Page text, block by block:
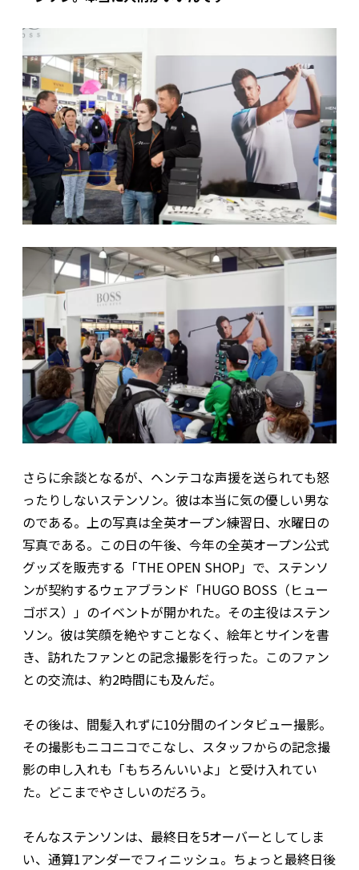
さらに余談となるが、ヘンテコな声援を送られても怒
ったりしないステンソン。彼は本当に気の優しい男な
のである。上の写真は全英オープン練習日、水曜日の
写真である。この日の午後、今年の全英オープン公式
グッズを販売する「THE OPEN SHOP」で、ステンソ
ンが契約するウェアブランド「HUGO BOSS（ヒュー
ゴボス）」のイベントが開かれた。その主役はステン
ソン。彼は笑顔を絶やすことなく、絵年とサインを書
き、訪れたファンとの記念撮影を行った。このファン
との交流は、約2時間にも及んだ。
その後は、間髪入れずに10分間のインタビュー撮影。
その撮影もニコニコでこなし、スタッフからの記念撮
影の申し入れも「もちろんいいよ」と受け入れてい
た。どこまでやさしいのだろう。
そんなステンソンは、最終日を5オーバーとしてしま
い、通算1アンダーでフィニッシュ。ちょっと最終日後